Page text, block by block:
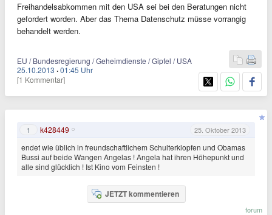
Freihandelsabkommen mit den USA sei bei den Beratungen nicht
gefordert worden. Aber das Thema Datenschutz müsse vorrangig
behandelt werden.
EU / Bundesregierung / Geheimdienste / Gipfel / USA
25.10.2013 ·01:45 Uhr
[1 Kommentar]
1 k428449 25. Oktober 2013
endet wie üblich in freundschaftlichem Schulterklopfen und Obamas
Bussi auf beide Wangen Angelas ! Angela hat ihren Höhepunkt und
alle sind glücklich ! Ist Kino vom Feinsten !
JETZT kommentieren
forum